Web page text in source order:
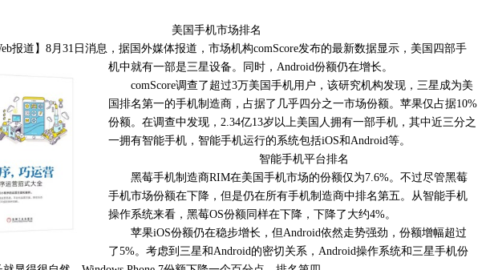
美国手机市场排名
报道】8月31日消息，据国外媒体报道，市场机构comScore发布的最新数据显示，美国四部手
机中就有一部是三星设备。同时，Android份额仍在增长。
comScore调查了超过3万美国手机用户，该研究机构发现，三星成为美
国排名第一的手机制造商，占据了几乎四分之一市场份额。苹果仅占据10%
份额。在调查中发现，2.34亿13岁以上美国人拥有一部手机，其中近三分之
一拥有智能手机，智能手机运行的系统包括iOS和Android等。
智能手机平台排名
黑莓手机制造商RIM在美国手机市场的份额仅为7.6%。不过尽管黑莓
手机市场份额在下降，但是仍在所有手机制造商中排名第五。从智能手机
操作系统来看，黑莓OS份额同样在下降，下降了大约4%。
苹果iOS份额仍在稳步增长，但Android依然走势强劲，份额增幅超过
了5%。考虑到三星和Android的密切关系，Android操作系统和三星手机份